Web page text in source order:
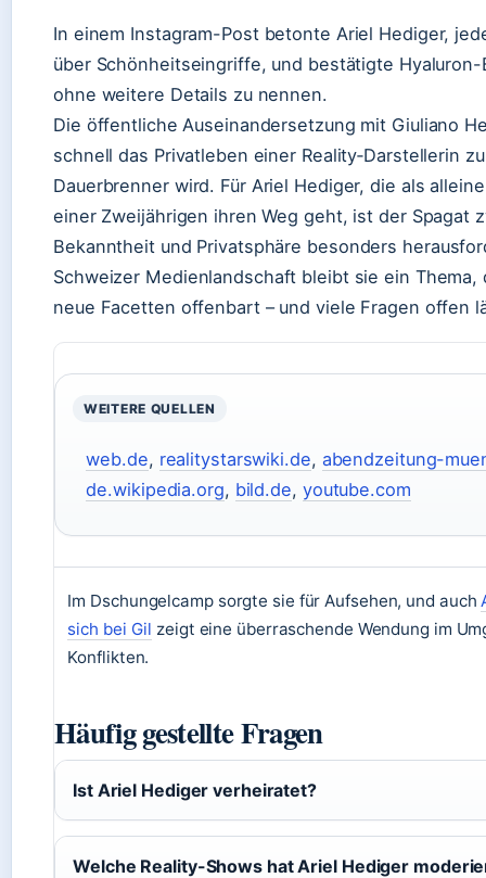
In einem Instagram-Post betonte Ariel Hediger,
über Schönheitseingriffe, und bestätigte
ohne weitere Details zu nennen.
Die öffentliche Auseinandersetzung mit Giuliano
schnell das Privatleben einer Reality‑Darstellerin
Dauerbrenner wird. Für Ariel Hediger, die als
einer Zweijährigen ihren Weg geht, ist der Spagat
Bekanntheit und Privatsphäre besonders
Schweizer Medienlandschaft bleibt sie ein Thema,
neue Facetten offenbart – und viele Fragen offen
WEITERE QUELLEN
web.de, realitystarswiki.de, abendzeitung-
de.wikipedia.org, bild.de, youtube.com
Im Dschungelcamp sorgte sie für Aufsehen, und auch
sich bei Gil zeigt eine überraschende Wendung im
Konflikten.
Häufig gestellte Fragen
Ist Ariel Hediger verheiratet?
Welche Reality-Shows hat Ariel Hediger